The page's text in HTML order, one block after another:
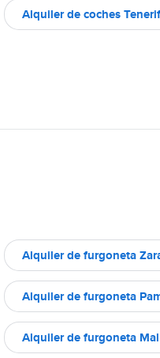
Alquiler de coches
Alquiler de furgoneta
Alquiler de furgoneta
Alquiler de furgoneta